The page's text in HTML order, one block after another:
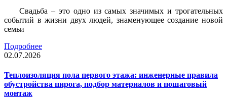
Свадьба – это одно из самых значимых и трогательных
событий в жизни двух людей, знаменующее создание новой
семьи
Подробнее
02.07.2026
Теплоизоляция пола первого этажа: инженерные правила
обустройства пирога, подбор материалов и пошаговый
монтаж